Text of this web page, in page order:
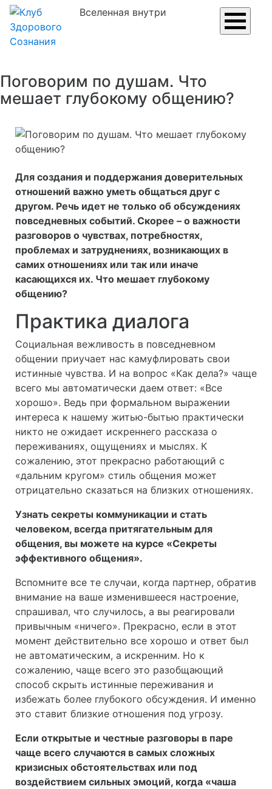
Вселенная внутри
Поговорим по душам. Что
мешает глубокому общению?
Для создания и поддержания доверительных
отношений важно уметь общаться друг с
другом. Речь идет не только об обсуждениях
повседневных событий. Скорее – о важности
разговоров о чувствах, потребностях,
проблемах и затруднениях, возникающих в
самих отношениях или так или иначе
касающихся их. Что мешает глубокому
общению?
Практика диалога
Социальная вежливость в повседневном
общении приучает нас камуфлировать свои
истинные чувства. И на вопрос «Как дела?» чаще
всего мы автоматически даем ответ: «Все
хорошо». Ведь при формальном выражении
интереса к нашему житью-бытью практически
никто не ожидает искреннего рассказа о
переживаниях, ощущениях и мыслях. К
сожалению, этот прекрасно работающий с
«дальним кругом» стиль общения может
отрицательно сказаться на близких отношениях.
Узнать секреты коммуникации и стать
человеком, всегда притягательным для
общения, вы можете на курсе «Секреты
эффективного общения».
Вспомните все те случаи, когда партнер, обратив
внимание на ваше изменившееся настроение,
спрашивал, что случилось, а вы реагировали
привычным «ничего». Прекрасно, если в этот
момент действительно все хорошо и ответ был
не автоматическим, а искренним. Но к
сожалению, чаще всего это разобщающий
способ скрыть истинные переживания и
избежать более глубокого обсуждения. И именно
это ставит близкие отношения под угрозу.
Если открытые и честные разговоры в паре
чаще всего случаются в самых сложных
кризисных обстоятельствах или под
воздействием сильных эмоций, когда «чаша